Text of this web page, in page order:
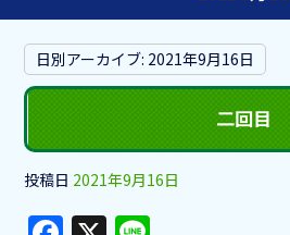
日別アーカイブ: 2021年9月16日
二回目
投稿日 2021年9月16日